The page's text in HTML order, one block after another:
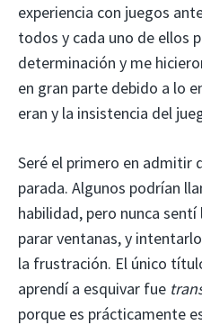
experiencia con juegos
todos y cada uno de ellos
determinación y me
en gran parte debido a lo
eran y la insistencia del
Seré el primero en admitir
parada. Algunos podrían
habilidad, pero nunca
parar ventanas, y
la frustración. El único
aprendí a esquivar fue
porque es prácticamente